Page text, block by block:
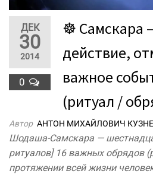
ДЕК
30
2014
0
☸ Самскара
действие,
важное
(ритуал /
Автор АНТОН МИХАЙЛОВИЧ
Шодаша-Самскара —
ритуалов] 16 важных обрядов
протяжении всей жизни